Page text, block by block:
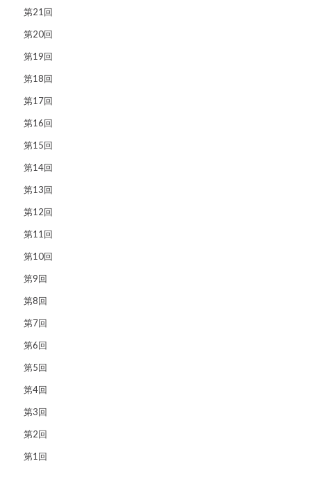
第21回
第20回
第19回
第18回
第17回
第16回
第15回
第14回
第13回
第12回
第11回
第10回
第9回
第8回
第7回
第6回
第5回
第4回
第3回
第2回
第1回